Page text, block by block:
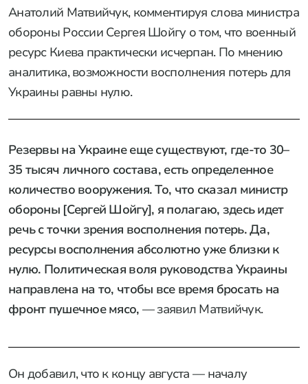
Анатолий Матвийчук, комментируя слова министра
обороны России Сергея Шойгу о том, что военный
ресурс Киева практически исчерпан. По мнению
аналитика, возможности восполнения потерь для
Украины равны нулю.
Резервы на Украине еще существуют, где-то 30–
35 тысяч личного состава, есть определенное
количество вооружения. То, что сказал министр
обороны [Сергей Шойгу], я полагаю, здесь идет
речь с точки зрения восполнения потерь. Да,
ресурсы восполнения абсолютно уже близки к
нулю. Политическая воля руководства Украины
направлена на то, чтобы все время бросать на
фронт пушечное мясо, — заявил Матвийчук.
Он добавил, что к концу августа — началу